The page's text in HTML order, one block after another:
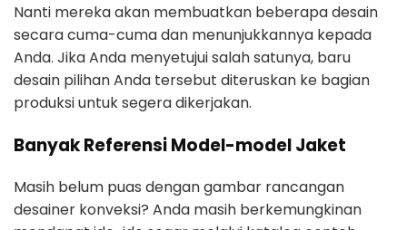
Nanti mereka akan membuatkan beberapa desain
secara cuma-cuma dan menunjukkannya kepada
Anda. Jika Anda menyetujui salah satunya, baru
desain pilihan Anda tersebut diteruskan ke bagian
produksi untuk segera dikerjakan.
Banyak Referensi Model-model Jaket
Masih belum puas dengan gambar rancangan
desainer konveksi? Anda masih berkemungkinan